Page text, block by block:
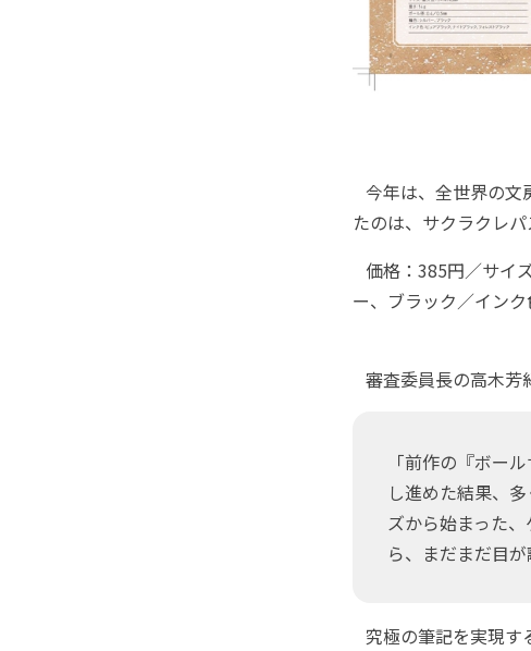
今年は、全世界の文
たのは、サクラクレ
価格：385円／サイ
ー、ブラック／イン
審査委員長の高木芳
「前作の『ボー
し進めた結果、
ズから始まった
ら、まだまだ目が
究極の筆記を実現す